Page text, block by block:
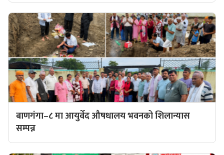
बाणगंगा–८ मा आयुर्वेद औषधालय भवनको शिलान्यास
सम्पन्न